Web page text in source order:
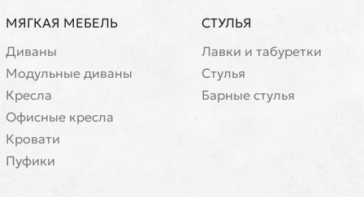
МЯГКАЯ МЕБЕЛЬ
Диваны
Модульные диваны
Кресла
Офисные кресла
Кровати
Пуфики
СТУЛЬЯ
Лавки и табуретки
Стулья
Барные стулья